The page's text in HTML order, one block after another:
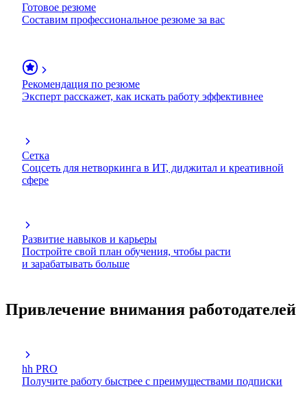
Готовое резюме
Составим профессиональное резюме за вас
Рекомендация по резюме
Эксперт расскажет, как искать работу эффективнее
Сетка
Соцсеть для нетворкинга в ИТ, диджитал и креативной
сфере
Развитие навыков и карьеры
Постройте свой план обучения, чтобы расти
и зарабатывать больше
Привлечение внимания работодателей
hh PRO
Получите работу быстрее с преимуществами подписки